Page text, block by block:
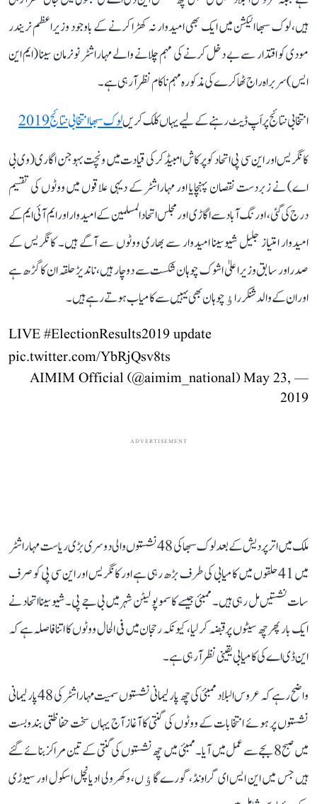
ہیں، لوک سبھا الیکشن میں ایک بھی امیدوار نہ کھڑا کرنے کے باوجود وزیراعظم نریندر
مودی کو اقتدار سے بے دخل کرنے کی مہم چلانے والے مہاراشٹر نونرمان سینا (ایم این
ایس) سربراہ راج ٹھاکرے کی مذکورہ مہم ناکام نظر آرہی ہے۔
انتخابی نتائج پر اَپ ڈیٹ رہنے کے لیے یہاں کلک کریںلوک سبھا انتخابی نتائج 2019
کانگریس اور این سی پی اتحاد کو پرکاش امبیڈکر کی قیادت میں ونچت بہوجن اگاری (وی بی
اے) نے زبردست نقصان پہنچایا اور مہاراشٹر کے دیہی علاقوں میں ووٹوں کی تقسیم
درج کی گئی، اورنگ آباد سے اگاڑی اور مجلس اتحاد المسلمین کے امیدوار اور ایم آئی ایم کے
امیدوار امتیاز جلیل شیوسینا امیدوار سے بھاری ووٹوں سے آگے ہیں۔ کانگریس کے
صدراور سابق وزیراعلیٰ اشوک چوہان شکست سے دوچار ہیں، ناندیڑ حلقہ ان کا گڑھ ہے
اور ان کے والد شنکر راﺅ چوہان بھی یہیں سے کامیاب ہوتے رہے ہیں۔
LIVE#ElectionResults2019update
pic.twitter.com/YbRjQsv8ts
— AIMIM Official (@aimim_national)
May 23,
2019
ADVERTISEMENT
ملک میں اترپردیش کے بعد لوک سبھا کی 48 نشستوں والی دوسری بڑی ریاست مہاراشٹر
میں 41 حلقوں میں کامیابی کی طرف بڑھ رہی ہے اور کانگریس اور این سی پی کو صرف
سات نشستیں مل رہی ہیں۔ ممبئی جیسے کاسموپولیٹن شہر میں بی جے پی۔شیوسینا اتحاد نے
ایک بار پھر چھ سیٹوں پرقبضہ کرلیا، کیونکہ رحجان میں فی الحال ووٹوں کا اتنا فاصلہ ہے کہ
این ڈی اے کی کامیابی یقینی نظر آرہی ہے۔
واضح رہے کہ عروس البلاد ممبئی کی چھ پارلیمانی نشستوں سمیت مہاراشٹر کی 48 پارلیمانی
نشستوں پر ہوئے انتخابات کے ووٹوں کی گنتی کا آغاز آج یہاں سخت حفاظتی بندوبست
میں صبح 8 بجے سے عمل میں آیا۔ ممبئی میں چھ نشستوں کی گنتی کے تین مراکز بنائے گئے
ہیں جس میں این ایس ای گراونڈ، گورے گاﺅں، وکھرولی ادیانچل اسکول اور سیوڑی